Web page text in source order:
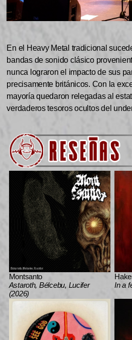
En el Heavy Metal tradicional
bandas de sonido clásico
nunca lograron el impacto de sus
precisamente británicos. Con la
mayoría quedaron relegadas al
verdaderos tesoros ocultos del
Montsanto
Astaroth, Bélcebu, Lucifer
(2026)
In a